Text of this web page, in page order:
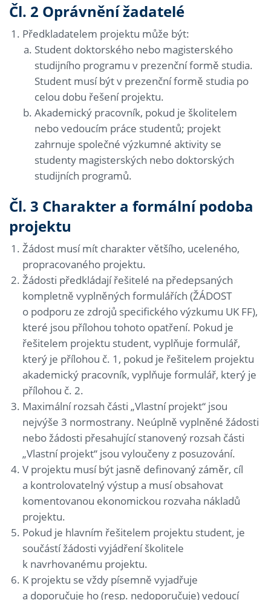
Čl. 2 Oprávnění žadatelé
Předkladatelem projektu může být:
Student doktorského nebo magisterského
studijního programu v prezenční formě studia.
Student musí být v prezenční formě studia po
celou dobu řešení projektu.
Akademický pracovník, pokud je školitelem
nebo vedoucím práce studentů; projekt
zahrnuje společné výzkumné aktivity se
studenty magisterských nebo doktorských
studijních programů.
Čl. 3 Charakter a formální podoba
projektu
Žádost musí mít charakter většího, uceleného,
propracovaného projektu.
Žádosti předkládají řešitelé na předepsaných
kompletně vyplněných formulářích (ŽÁDOST
o podporu ze zdrojů specifického výzkumu UK FF),
které jsou přílohou tohoto opatření. Pokud je
řešitelem projektu student, vyplňuje formulář,
který je přílohou č. 1, pokud je řešitelem projektu
akademický pracovník, vyplňuje formulář, který je
přílohou č. 2.
Maximální rozsah části „Vlastní projekt“ jsou
nejvýše 3 normostrany. Neúplně vyplněné žádosti
nebo žádosti přesahující stanovený rozsah části
„Vlastní projekt“ jsou vyloučeny z posuzování.
V projektu musí být jasně definovaný záměr, cíl
a kontrolovatelný výstup a musí obsahovat
komentovanou ekonomickou rozvaha nákladů
projektu.
Pokud je hlavním řešitelem projektu student, je
součástí žádosti vyjádření školitele
k navrhovanému projektu.
K projektu se vždy písemně vyjadřuje
a doporučuje ho (resp. nedoporučuje) vedoucí